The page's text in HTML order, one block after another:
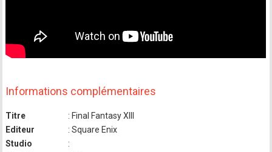
Informations complémentaires
Titre
: Final Fantasy XIII
Editeur
: Square Enix
Studio
: